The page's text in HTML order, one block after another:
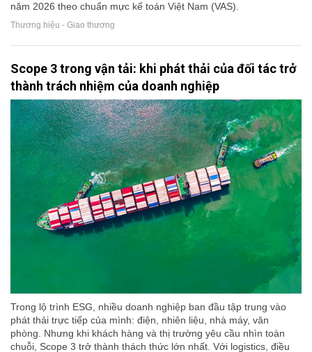
năm 2026 theo chuẩn mực kế toán Việt Nam (VAS).
Thương hiệu - Giao thương
Scope 3 trong vận tải: khi phát thải của đối tác trở
thành trách nhiệm của doanh nghiệp
Trong lộ trình ESG, nhiều doanh nghiệp ban đầu tập trung vào
phát thải trực tiếp của mình: điện, nhiên liệu, nhà máy, văn
phòng. Nhưng khi khách hàng và thị trường yêu cầu nhìn toàn
chuỗi, Scope 3 trở thành thách thức lớn nhất. Với logistics, điều